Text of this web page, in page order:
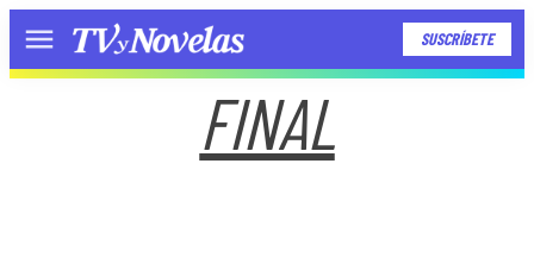
Menú SUSCRÍBETE
FINAL